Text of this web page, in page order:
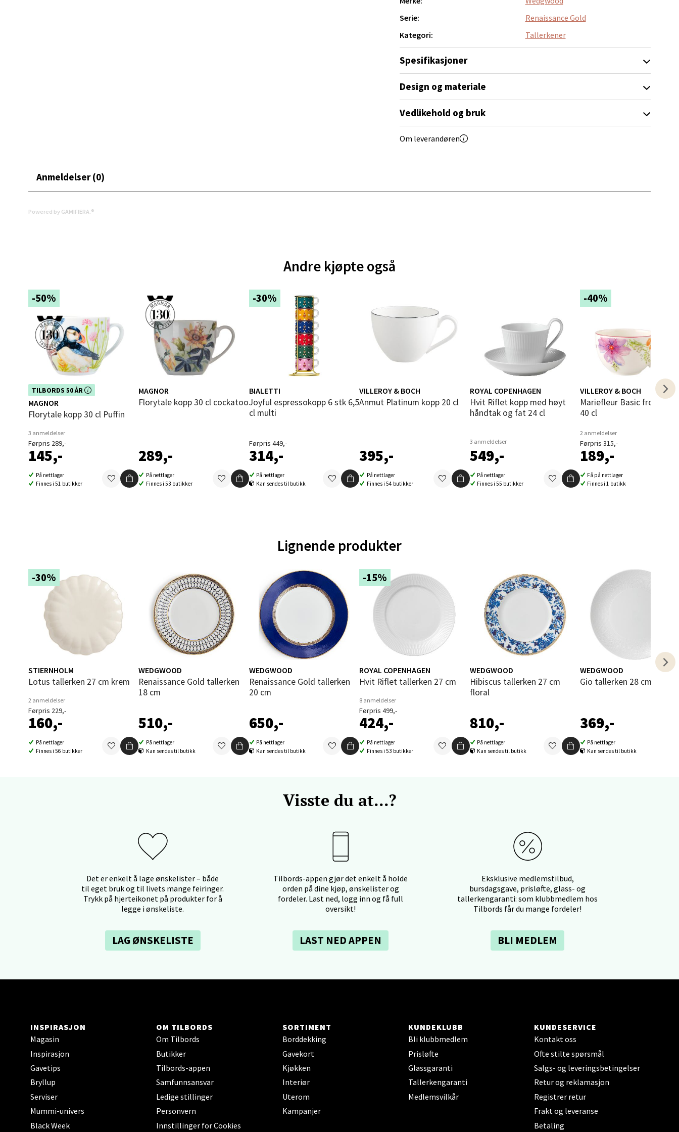
Serie:
Renaissance Gold
Kategori:
Tallerkener
Spesifikasjoner
Design og materiale
Vedlikehold og bruk
Om leverandøren
Anmeldelser (0)
Powered by GAMIFIERA.®
Andre kjøpte også
-50%
TILBORDS 50 ÅR
Dette produktet er inkludert i vår
kampanje. Benytt deg av rabatten i
dag!
MAGNOR
Florytale kopp 30 cl Puffin
3 anmeldelser
Førpris 289,-
145,-
På nettlager
Finnes i 51 butikker
MAGNOR
Florytale kopp 30 cl cockatoo
289,-
På nettlager
Finnes i 53 butikker
-30%
BIALETTI
Joyful espressokopp 6 stk 6,5
cl multi
Førpris 449,-
314,-
På nettlager
Kan sendes til butikk
VILLEROY & BOCH
Anmut Platinum kopp 20 cl
395,-
På nettlager
Finnes i 54 butikker
ROYAL COPENHAGEN
Hvit Riflet kopp med høyt
håndtak og fat 24 cl
3 anmeldelser
549,-
På nettlager
Finnes i 55 butikker
-40%
VILLEROY & BOCH
Mariefleur Basic frokostkopp
40 cl
2 anmeldelser
Førpris 315,-
189,-
Få på nettlager
Finnes i 1 butikk
Lignende produkter
-30%
STIERNHOLM
Lotus tallerken 27 cm krem
2 anmeldelser
Førpris 229,-
160,-
På nettlager
Finnes i 56 butikker
WEDGWOOD
Renaissance Gold tallerken
18 cm
510,-
På nettlager
Kan sendes til butikk
WEDGWOOD
Renaissance Gold tallerken
20 cm
650,-
På nettlager
Kan sendes til butikk
-15%
ROYAL COPENHAGEN
Hvit Riflet tallerken 27 cm
8 anmeldelser
Førpris 499,-
424,-
På nettlager
Finnes i 53 butikker
WEDGWOOD
Hibiscus tallerken 27 cm
floral
810,-
På nettlager
Kan sendes til butikk
WEDGWOOD
Gio tallerken 28 cm hvit
369,-
På nettlager
Kan sendes til butikk
Visste du at...?
Det er enkelt å lage ønskelister – både
til eget bruk og til livets mange feiringer.
Trykk på hjerteikonet på produkter for å
legge i ønskeliste.
LAG ØNSKELISTE
Tilbords-appen gjør det enkelt å holde
orden på dine kjøp, ønskelister og
fordeler. Last ned, logg inn og få full
oversikt!
LAST NED APPEN
Eksklusive medlemstilbud,
bursdagsgave, prisløfte, glass- og
tallerkengaranti: som klubbmedlem hos
Tilbords får du mange fordeler!
BLI MEDLEM
INSPIRASJON
Magasin
Inspirasjon
Gavetips
Bryllup
Serviser
Mummi-univers
Black Week
OM TILBORDS
Om Tilbords
Butikker
Tilbords-appen
Samfunnsansvar
Ledige stillinger
Personvern
Innstillinger for Cookies
SORTIMENT
Borddekking
Gavekort
Kjøkken
Interiør
Uterom
Kampanjer
KUNDEKLUBB
Bli klubbmedlem
Prisløfte
Glassgaranti
Tallerkengaranti
Medlemsvilkår
KUNDESERVICE
Kontakt oss
Ofte stilte spørsmål
Salgs- og leveringsbetingelser
Retur og reklamasjon
Registrer retur
Frakt og leveranse
Betaling
Velg
Velg
Langelandsvegen 25, 6010 Ålesund
Molde - Moldetorget
Torget 1, 6413 Molde
Åpent i dag 10-20
Bolagsgata 1, 8514 Narvik
Åpent i dag 10-20
0 i butikk
Oppdal - Aunasenteret
Aunasenteret, Sunndalsvegen 3, 7340 Oppdal
Åpent i dag 10-19
Orkanger - Thon Senter Orkanger
Thon Senter Orkanger, Orkdalsveien 113, 7300 Orkanger
Åpent i dag 09-20
0 i butikk
Velg
Bergen - Thon Senter Sartor
Sartorvegen 12, 5353 Straume
0 i butikk
Ski - Thon Senter Ski
Ski Storsenter, Jernbanesvingen 6, 1400 Ski
Åpent i dag 10-21